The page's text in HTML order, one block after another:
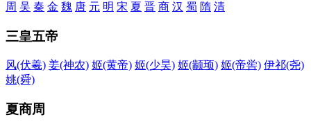
周 吴 秦 金 魏 唐 元 明 宋 夏 晋 商 汉 蜀 隋 清
三皇五帝
风(伏羲) 姜(神农) 姬(黄帝) 姬(少昊) 姬(颛顼) 姬(帝喾) 伊祁(尧)
姚(舜)
夏商周